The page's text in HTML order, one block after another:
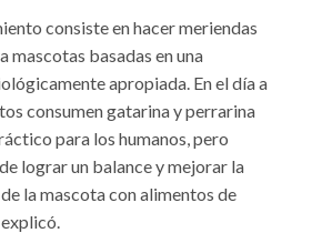
consiste en hacer meriendas
mascotas basadas en una
apropiada. En el día a
consumen gatarina y perrarina
para los humanos, pero
lograr un balance y mejorar la
la mascota con alimentos de